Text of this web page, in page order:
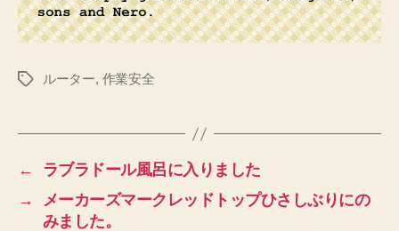
タ
ルーター, 作業安全
←
ラブラドール風呂に入りました
→
メーカーズマークレッドトップひさしぶりにの
みました。